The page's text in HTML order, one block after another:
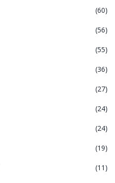
(60)
(56)
(55)
(36)
(27)
(24)
(24)
(19)
(11)